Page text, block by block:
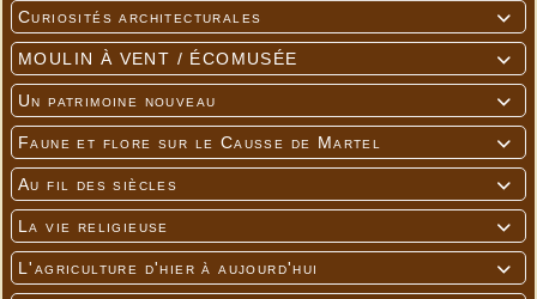

Curiosités architecturales

MOULIN À VENT / ÉCOMUSÉE

Un patrimoine nouveau

Faune et flore sur le Causse de Martel

Au fil des siècles

La vie religieuse

L'agriculture d'hier à aujourd'hui